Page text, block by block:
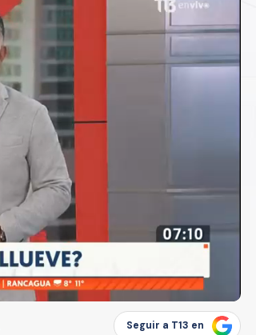
Seguir a T13 en